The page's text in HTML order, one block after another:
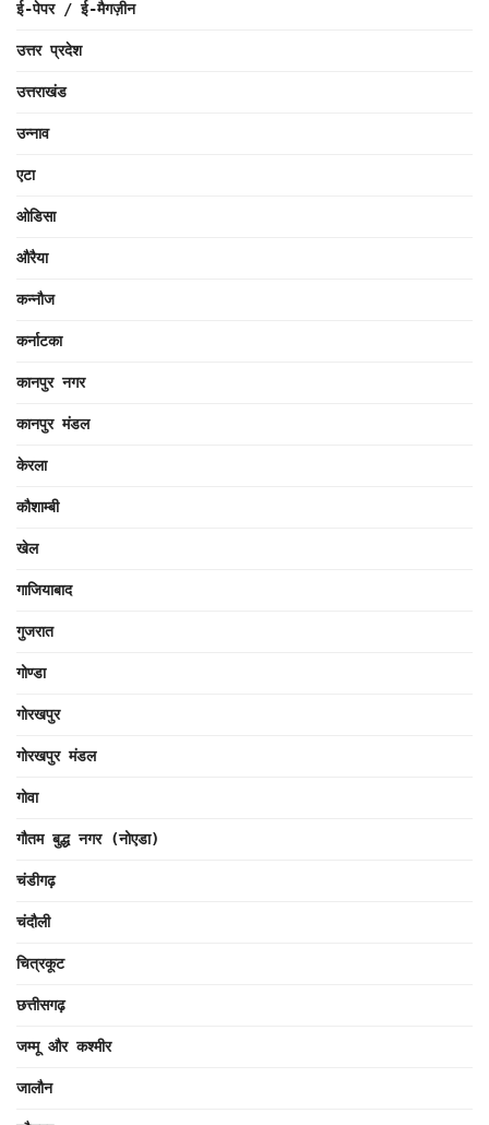
ई-पेपर / ई-मैगज़ीन
उत्तर प्रदेश
उत्तराखंड
उन्नाव
एटा
ओडिसा
औरैया
कन्नौज
कर्नाटका
कानपुर नगर
कानपुर मंडल
केरला
कौशाम्बी
खेल
गाजियाबाद
गुजरात
गोण्डा
गोरखपुर
गोरखपुर मंडल
गोवा
गौतम बुद्ध नगर (नोएडा)
चंडीगढ़
चंदौली
चित्रकूट
छत्तीसगढ़
जम्मू और कश्मीर
जालौन